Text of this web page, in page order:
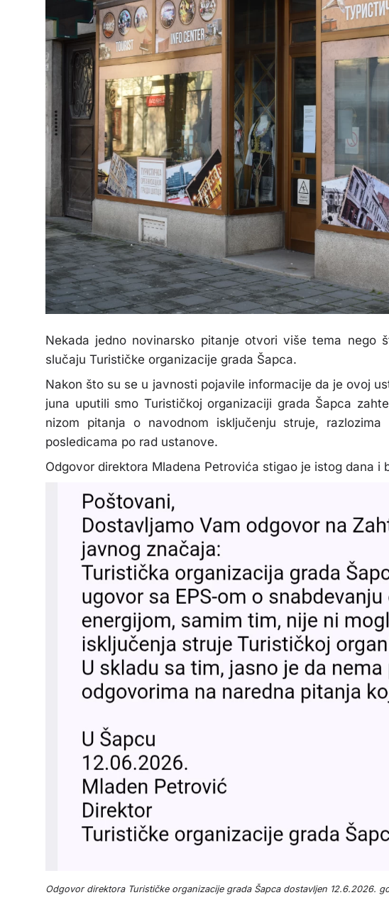
Nekada jedno novinarsko pitanje otvori više tema nego
slučaju Turističke organizacije grada Šapca.
Nakon što su se u javnosti pojavile informacije da je ovoj
juna uputili smo Turističkoj organizaciji grada Šapca
nizom pitanja o navodnom isključenju struje,
posledicama po rad ustanove.
Odgovor direktora Mladena Petrovića stigao je istog dana i
Odgovor direktora Turističke organizacije grada Šapca dostavljen 12.6.2026.